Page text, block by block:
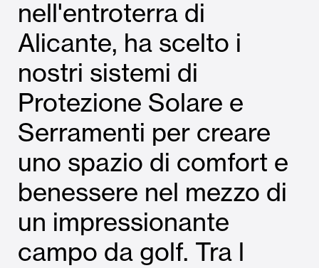
nell'entroterra di
Alicante, ha scelto i
nostri sistemi di
Protezione Solare e
Serramenti per creare
uno spazio di comfort e
benessere nel mezzo di
un impressionante
campo da golf. Tra l